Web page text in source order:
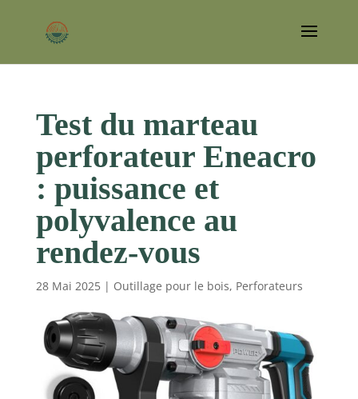
Test du marteau
perforateur Eneacro
: puissance et
polyvalence au
rendez-vous
28 Mai 2025| Outillage pour le bois, Perforateurs